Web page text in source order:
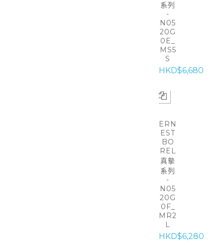
系列
-
N05
20G
0E_
MS5
S
HKD$6,680
ERN
EST
BO
REL
真摰
系列
-
N05
20G
0F_
MR2
L
HKD$6,280